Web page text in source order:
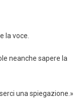
la voce.
neanche sapere la
una spiegazione.»